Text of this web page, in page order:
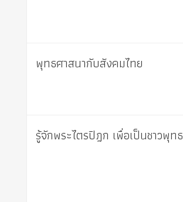
พุทธศาสนากับสังคมไทย
รู้จักพระไตรปิฎก เพื่อเป็นชาวพุท